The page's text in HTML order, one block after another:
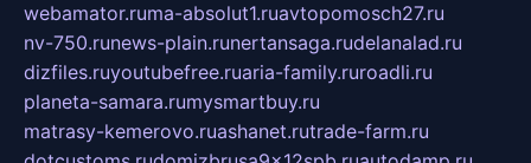
webamator.ruma-absolut1.ruavtopomosch27.ru
nv-750.runews-plain.runertansaga.rudelanalad.ru
dizfiles.ruyoutubefree.ruaria-family.ruroadli.ru
planeta-samara.rumysmartbuy.ru
matrasy-kemerovo.ruashanet.rutrade-farm.ru